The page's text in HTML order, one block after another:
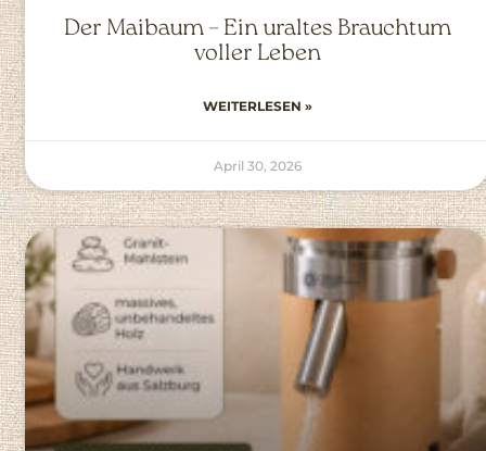
Der Maibaum – Ein uraltes Brauchtum
voller Leben
WEITERLESEN »
April 30, 2026